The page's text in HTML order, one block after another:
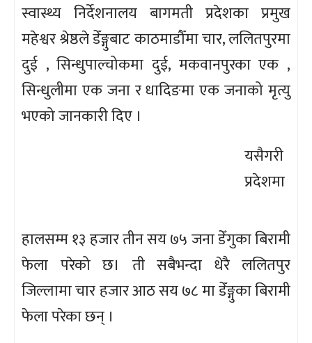
स्वास्थ्य निर्देशनालय बागमती प्रदेशका प्रमुख
महेश्वर श्रेष्ठले डेँङ्गुबाट काठमाडौँमा चार, ललितपुरमा
दुई , सिन्धुपाल्चोकमा दुई, मकवानपुरका एक ,
सिन्धुलीमा एक जना र धादिङमा एक जनाको मृत्यु
भएको जानकारी दिए ।
यसैगरी
प्रदेशमा
हालसम्म १३ हजार तीन सय ७५ जना डेँगुका बिरामी
फेला परेको छ। ती सबैभन्दा धेरै ललितपुर
जिल्लामा चार हजार आठ सय ७८ मा डेँङ्गुका बिरामी
फेला परेका छन् ।